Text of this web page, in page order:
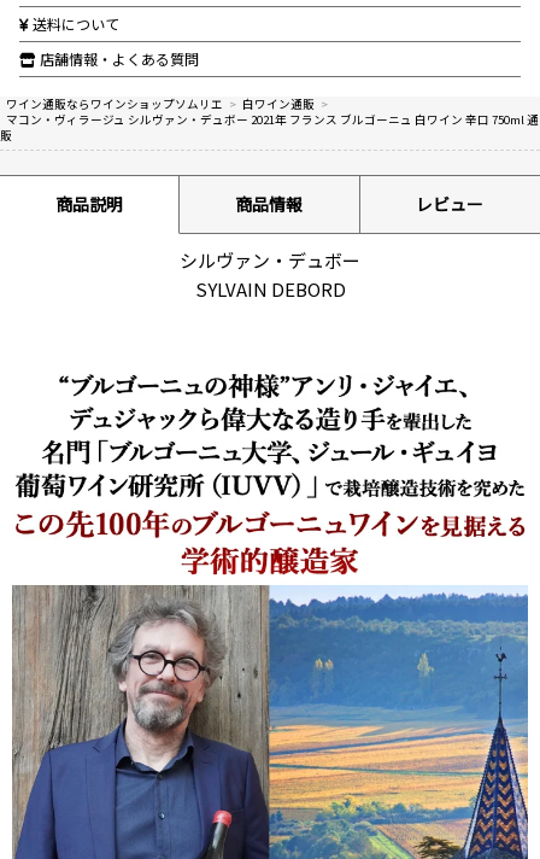
送料について
店舗情報・よくある質問
ワイン通販ならワインショップソムリエ > 白ワイン通販 >
マコン・ヴィラージュ シルヴァン・デュボー 2021年 フランス ブルゴーニュ 白ワイン 辛口 750ml 通
販
商品説明 商品情報 レビュー
シルヴァン・デュボー
SYLVAIN DEBORD